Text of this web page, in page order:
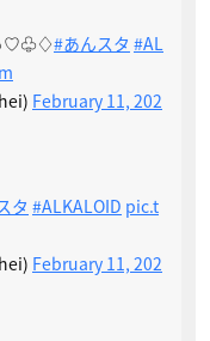
#あんスタ #AL
February 11, 202
タ #ALKALOID pic.t
February 11, 202